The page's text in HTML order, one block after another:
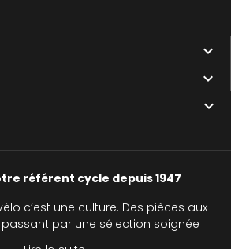



référent cycle depuis 1947
c’est une culture. Des pièces aux
par une sélection soignée
nous accompagnons chaque